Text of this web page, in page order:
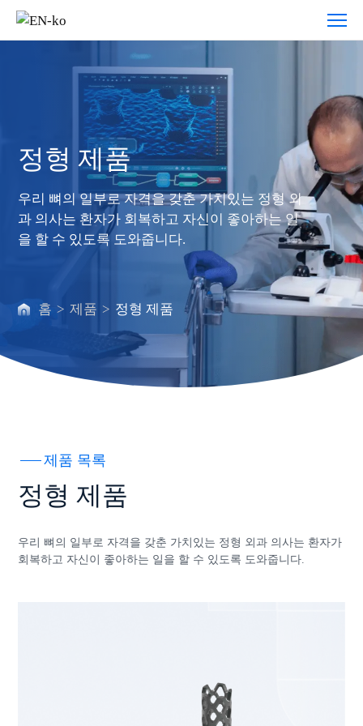
형
정형 제품
우리 뼈의 일부로 자격을 갖춘 가치있는 정형 외
과 의사는 환자가 회복하고 자신이 좋아하는 일
을 할 수 있도록 도와줍니다.
홈 > 제품 > 정형 제품
제품 목록
정형 제품
우리 뼈의 일부로 자격을 갖춘 가치있는 정형 외과 의사는 환자가
회복하고 자신이 좋아하는 일을 할 수 있도록 도와줍니다.